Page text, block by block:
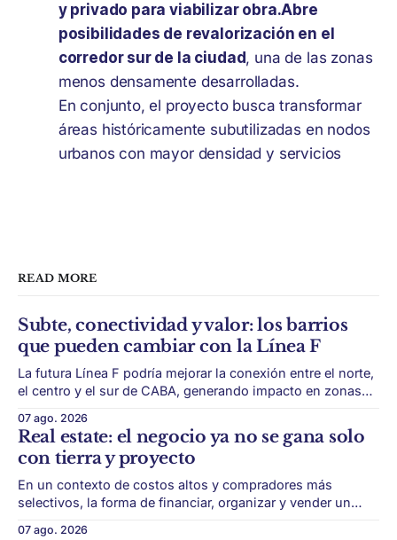
y privado para viabilizar obra.Abre
posibilidades de revalorización en el
corredor sur de la ciudad, una de las zonas
menos densamente desarrolladas.
En conjunto, el proyecto busca transformar
áreas históricamente subutilizadas en nodos
urbanos con mayor densidad y servicios
READ MORE
Subte, conectividad y valor: los barrios
que pueden cambiar con la Línea F
La futura Línea F podría mejorar la conexión entre el norte,
el centro y el sur de CABA, generando impacto en zonas
transporte puede cambiar el mapa inmobiliario de una
ciudad. La futura Línea F del subte busca mejorar la
conexión
07 ago. 2026
Real estate: el negocio ya no se gana solo
con tierra y proyecto
En un contexto de costos altos y compradores más
selectivos, la forma de financiar, organizar y vender un
07 ago. 2026